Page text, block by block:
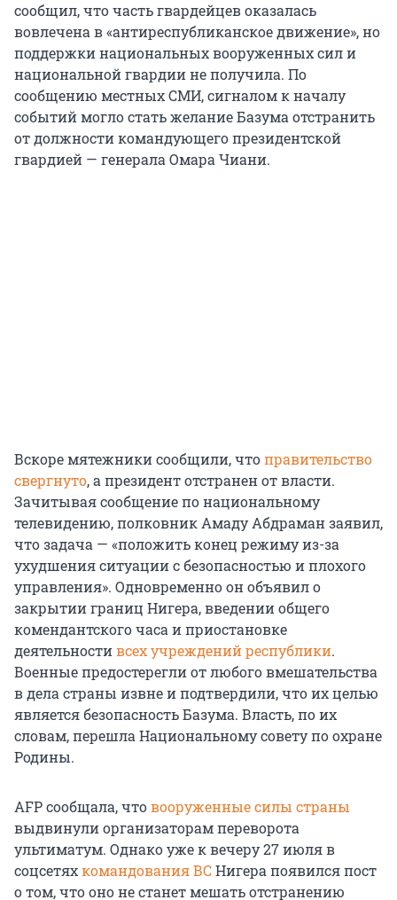
сообщил, что часть гвардейцев оказалась
вовлечена в «антиреспубликанское движение», но
поддержки национальных вооруженных сил и
национальной гвардии не получила. По
сообщению местных СМИ, сигналом к началу
событий могло стать желание Базума отстранить
от должности командующего президентской
гвардией — генерала Омара Чиани.
Вскоре мятежники сообщили, чтоправительство
свергнуто, а президент отстранен от власти.
Зачитывая сообщение по национальному
телевидению, полковник Амаду Абдраман заявил,
что задача — «положить конец режиму из-за
ухудшения ситуации с безопасностью и плохого
управления». Одновременно он объявил о
закрытии границ Нигера, введении общего
комендантского часа и приостановке
деятельностивсех учреждений республики.
Военные предостерегли от любого вмешательства
в дела страны извне и подтвердили, что их целью
является безопасность Базума. Власть, по их
словам, перешла Национальному совету по охране
Родины.
AFP сообщала, чтовооруженные силы страны
выдвинули организаторам переворота
ультиматум. Однако уже к вечеру 27 июля в
соцсетяхкомандования ВСНигера появился пост
о том, что оно не станет мешать отстранению